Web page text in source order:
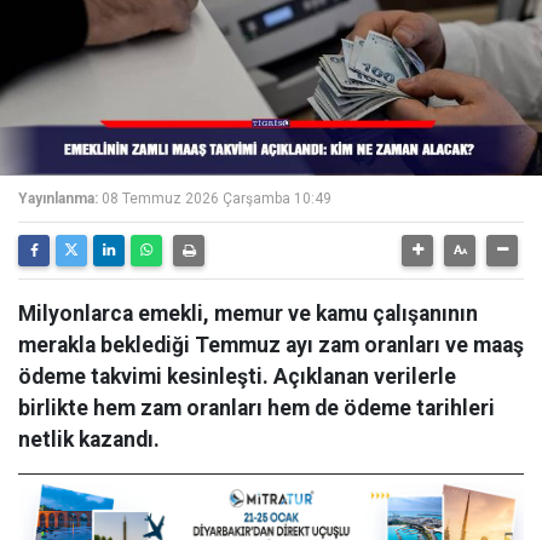
Yayınlanma: 08 Temmuz 2026 Çarşamba 10:49
Milyonlarca emekli, memur ve kamu çalışanının
merakla beklediği Temmuz ayı zam oranları ve maaş
ödeme takvimi kesinleşti. Açıklanan verilerle
birlikte hem zam oranları hem de ödeme tarihleri
netlik kazandı.